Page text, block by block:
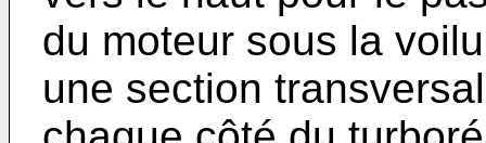
du moteur sous la
une section